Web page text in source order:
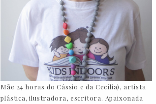
Mãe 24 horas do Cássio e da Cecília), artista
plástica, ilustradora, escritora. Apaixonada